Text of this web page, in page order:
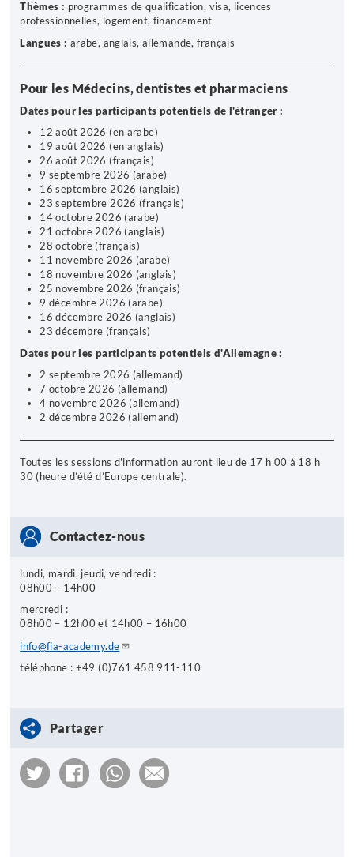
Thèmes : programmes de qualification, visa, licences
professionnelles, logement, financement
Langues : arabe, anglais, allemande, français
Pour les Médecins, dentistes et pharmaciens
Dates pour les participants potentiels de l'étranger :
12 août 2026 (en arabe)
19 août 2026 (en anglais)
26 août 2026 (français)
9 septembre 2026 (arabe)
16 septembre 2026 (anglais)
23 septembre 2026 (français)
14 octobre 2026 (arabe)
21 octobre 2026 (anglais)
28 octobre (français)
11 novembre 2026 (arabe)
18 novembre 2026 (anglais)
25 novembre 2026 (français)
9 décembre 2026 (arabe)
16 décembre 2026 (anglais)
23 décembre (français)
Dates pour les participants potentiels d'Allemagne :
2 septembre 2026 (allemand)
7 octobre 2026 (allemand)
4 novembre 2026 (allemand)
2 décembre 2026 (allemand)
Toutes les sessions d'information auront lieu de 17 h 00 à 18 h
30 (heure d’été d’Europe centrale).
Contactez-nous
lundi, mardi, jeudi, vendredi :
08h00 – 14h00
mercredi :
08h00 – 12h00 et 14h00 – 16h00
info@fia-academy.de
téléphone : +49 (0)761 458 911-110
Partager